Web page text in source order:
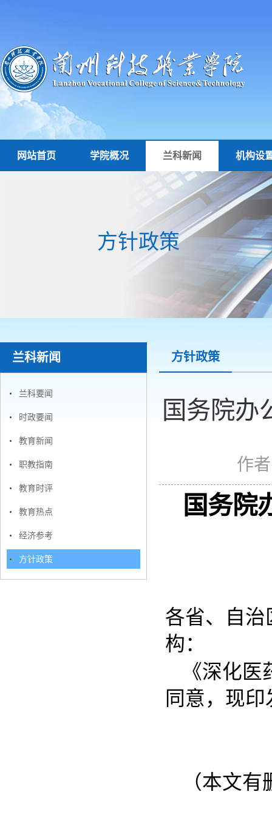
网站首页 学院概况 兰科新闻 机构设
方针政策
兰科新闻
兰科要闻
时政要闻
教育新闻
职教指南
教育时评
教育热点
经济参考
方针政策
方针政策
国务院办
作
国务院
各省、自
构：
《深化
同意，现
（本文